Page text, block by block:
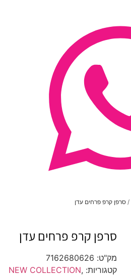
/ סרפן קרפ פרחים עדן
סרפן קרפ פרחים עדן
מק"ט: 7162680626
קטגוריות: NEW COLLECTION,